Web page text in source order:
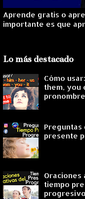
Aprende gratis o
importante es que
Lo más destacado
Cómo
them, you
Preguntas
presente
tiempo
progresivo